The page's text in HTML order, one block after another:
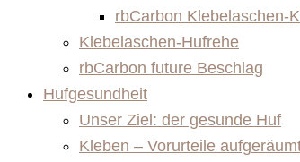
rbCarbon Klebelaschen-
Klebelaschen-Hufrehe
rbCarbon future Beschlag
Hufgesundheit
Unser Ziel: der gesunde Huf
Kleben – Vorurteile